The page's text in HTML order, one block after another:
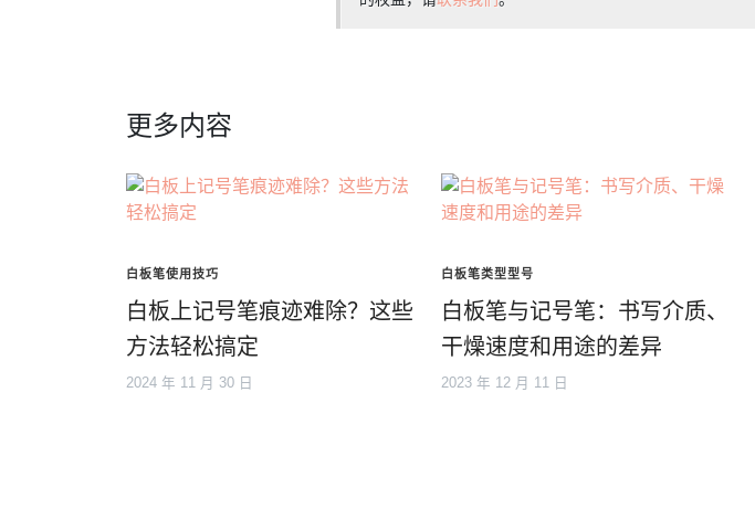
更多内容
白板笔使用技巧
白板上记号笔痕迹难除？这些
方法轻松搞定
2024 年 11 月 30 日
白板笔类型型号
白板笔与记号笔：书写介质、
干燥速度和用途的差异
2023 年 12 月 11 日